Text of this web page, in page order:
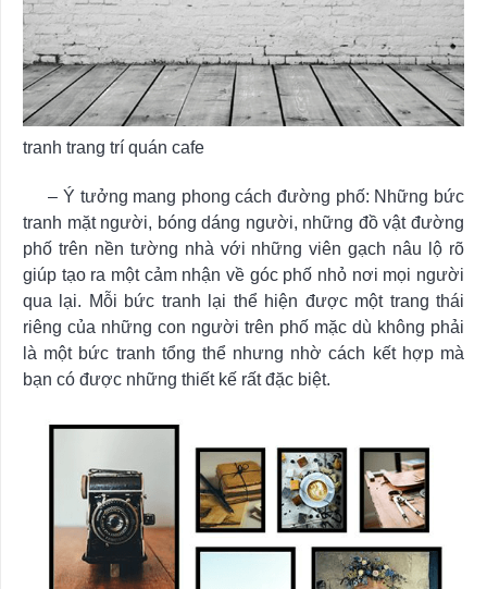
tranh trang trí quán cafe
– Ý tưởng mang phong cách đường phố: Những bức
tranh mặt người, bóng dáng người, những đồ vật đường
phố trên nền tường nhà với những viên gạch nâu lộ rõ
giúp tạo ra một cảm nhận về góc phố nhỏ nơi mọi người
qua lại. Mỗi bức tranh lại thể hiện được một trang thái
riêng của những con người trên phố mặc dù không phải
là một bức tranh tổng thể nhưng nhờ cách kết hợp mà
bạn có được những thiết kế rất đặc biệt.